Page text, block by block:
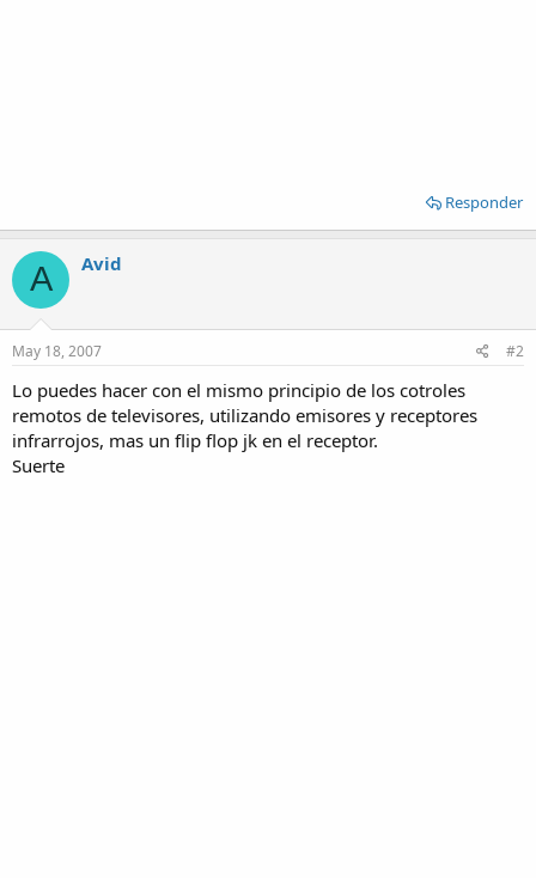
Responder
A Avid
May 18, 2007 #2
Lo puedes hacer con el mismo principio de los cotroles
remotos de televisores, utilizando emisores y receptores
infrarrojos, mas un flip flop jk en el receptor.
Suerte